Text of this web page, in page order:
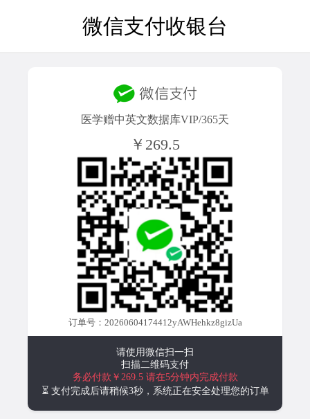
微信支付收银台
医学赠中英文数据库VIP/365天
￥269.5
订单号：20260604174412yAWHehkz8gizUa
请使用微信扫一扫
扫描二维码支付
务必付款￥269.5 请在5分钟内完成付款
⏳ 支付完成后请稍候3秒，系统正在安全处理您的订单